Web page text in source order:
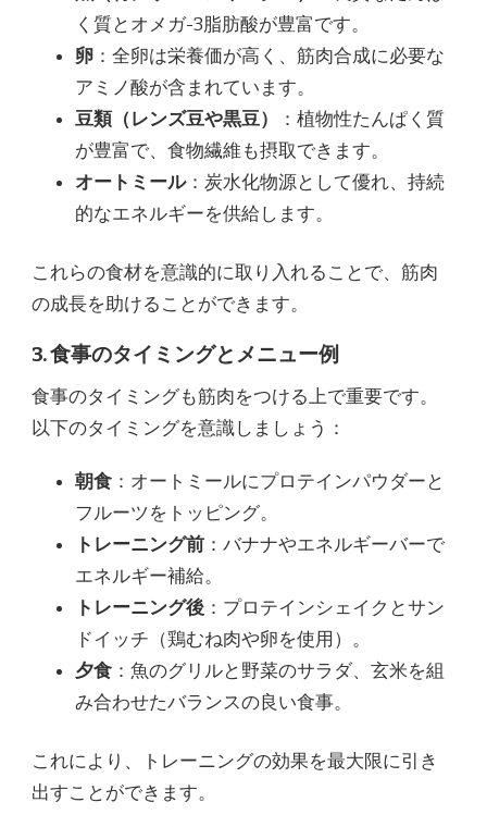
く質とオメガ-3脂肪酸が豊富です。
卵 ：全卵は栄養価が高く、筋肉合成に必要な
アミノ酸が含まれています。
豆類（レンズ豆や黒豆）
：植物性たんぱく質
が豊富で、食物繊維も摂取できます。
オートミール：炭水化物源として優れ、持続
的なエネルギーを供給します。
これらの食材を意識的に取り入れることで、筋肉
の成長を助けることができます。
3. 食事のタイミングとメニュー例
食事のタイミングも筋肉をつける上で重要です。
以下のタイミングを意識しましょう：
朝食 ：オートミールにプロテインパウダーと
フルーツをトッピング。
トレーニング前 ：バナナやエネルギーバーで
エネルギー補給。
トレーニング後 ：プロテインシェイクとサン
ドイッチ（鶏むね肉や卵を使用）。
夕食 ：魚のグリルと野菜のサラダ、玄米を組
み合わせたバランスの良い食事。
これにより、トレーニングの効果を最大限に引き
出すことができます。